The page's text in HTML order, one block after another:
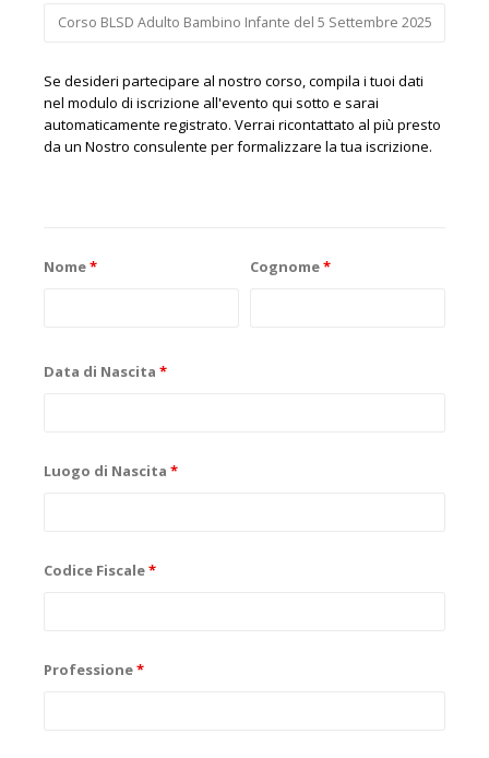
Se desideri partecipare al nostro corso, compila i tuoi dati
nel modulo di iscrizione all'evento qui sotto e sarai
automaticamente registrato. Verrai ricontattato al più presto
da un Nostro consulente per formalizzare la tua iscrizione.
Nome* Cognome*
Data di Nascita *
Luogo di Nascita *
Codice Fiscale*
Professione*